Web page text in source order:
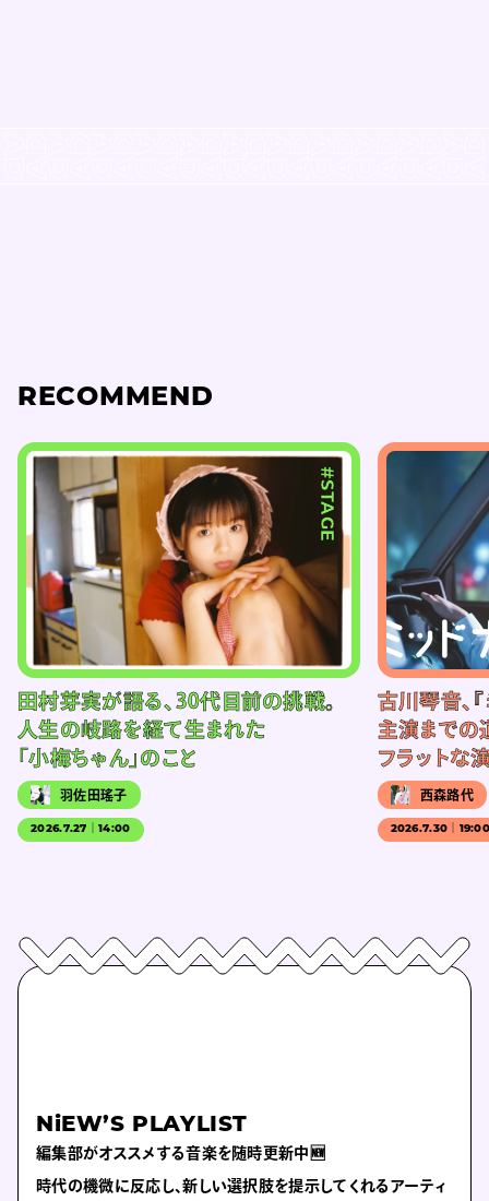
RECOMMEND
#STAGE
田村芽実が語る、30代目前の挑戦。
人生の岐路を経て生まれた
「小梅ちゃん」のこと
羽佐田瑤子
2026.7.27｜14:00
古川琴音、
主演までの
フラットな
西森路代
2026.7.30｜
NiEW’S PLAYLIST
編集部がオススメする音楽を随時更新中🆕
時代の機微に反応し、新しい選択肢を提示してくれるアーティ